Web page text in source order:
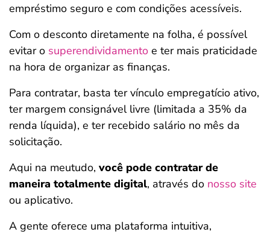
empréstimo seguro e com condições acessíveis.
Com o desconto diretamente na folha, é possível
evitar o superendividamento e ter mais praticidade
na hora de organizar as finanças.
Para contratar, basta ter vínculo empregatício ativo,
ter margem consignável livre (limitada a 35% da
renda líquida), e ter recebido salário no mês da
solicitação.
Aqui na meutudo, você pode contratar de
maneira totalmente digital, através do nosso site
ou aplicativo.
A gente oferece uma plataforma intuitiva,